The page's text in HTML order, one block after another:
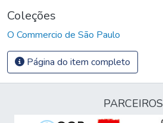
Coleções
O Commercio de São Paulo
Página do item completo
PARCEIROS